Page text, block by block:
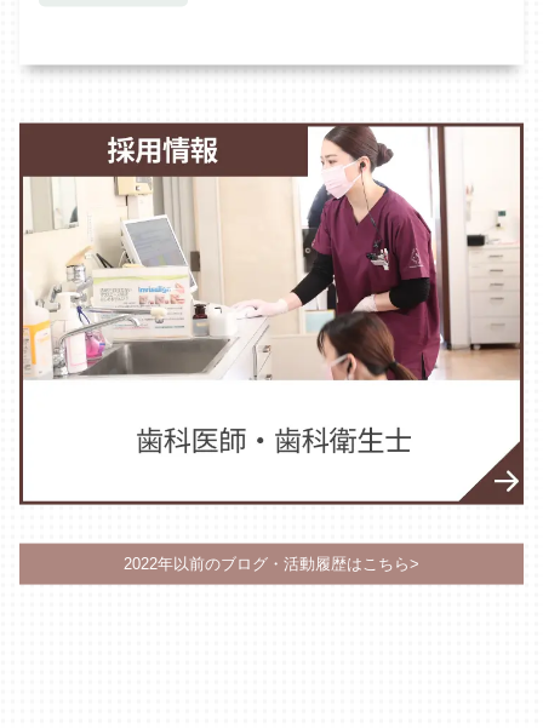
2022年以前のブログ・活動履歴はこちら>